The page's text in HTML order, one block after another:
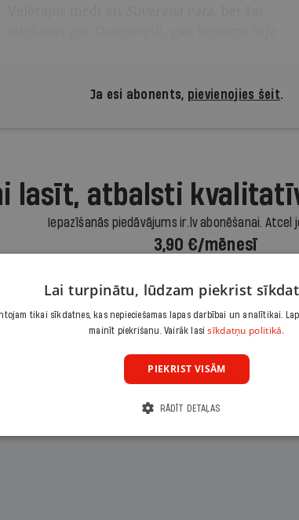
Ja esi abonents, pievienojies šeit.
lasīt, atbalsti
Iepazīšanās piedāvājums ir.lv abonēšanai. Atcel
3,90 €/mēnesī
Abonēt
Citas abonēšanas iespējas meklē šeit
Lai turpinātu, lūdzam piekrist
tikai sīkdatnes, kas nepieciešamas lapas darbībai un analītikai.
mainīt piekrišanu. Vairāk lasisīkdatņu politikā.
PIEKRIST VISĀM
RĀDĪT DETAĻAS